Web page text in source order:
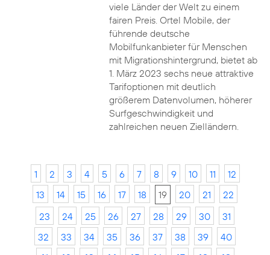
viele Länder der Welt zu einem
fairen Preis. Ortel Mobile, der
führende deutsche
Mobilfunkanbieter für Menschen
mit Migrationshintergrund, bietet ab
1. März 2023 sechs neue attraktive
Tarifoptionen mit deutlich
größerem Datenvolumen, höherer
Surfgeschwindigkeit und
zahlreichen neuen Zielländern.
1 2 3 4 5 6 7 8 9 10 11
12
13
14 15 16 17 18 19 20 21
22
23
24 25 26 27 28 29 30
31
32
33 34 35 36 37 38 39
40